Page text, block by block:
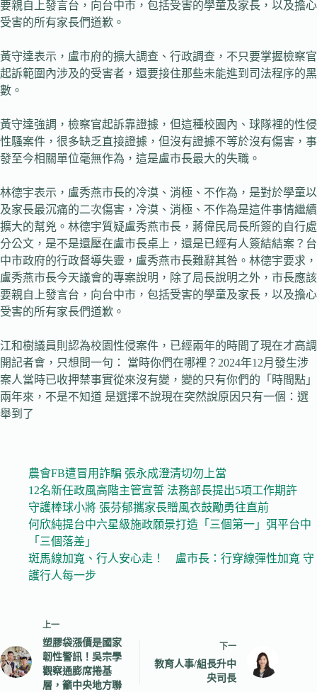
要親自上發言台，向台中市，包括受害的學童及家長，以及擔心
受害的所有家長們道歉。
黃守達表示，盧市府的擴大調查、行政調查，不只要掌握檢察官
起訴範圍內涉及的受害者，還要接住那些未能進到司法程序的黑
數。
黃守達強調，檢察官起訴靠證據，但這種校園內、球隊裡的性侵
性騷案件，很多缺乏直接證據，但沒有證據不等於沒有傷害，事
發至今相關單位毫無作為，這是盧市長最大的失職。
林德宇表示，盧秀燕市長的冷漠、消極、不作為，是對於學童以
及家長最沉痛的二次傷害，冷漠、消極、不作為是這件事情繼續
擴大的幫兇。林德宇質疑盧秀燕市長，蔣偉民局長所簽的自行處
分公文，是不是還壓在盧市長桌上，還是已經有人簽結結案？台
中市政府的行政督導失靈，盧秀燕市長難辭其咎。林德宇要求，
盧秀燕市長今天議會的專案說明，除了局長說明之外，市長應該
要親自上發言台，向台中市，包括受害的學童及家長，以及擔心
受害的所有家長們道歉。
江和樹議員則認為校園性侵案件，已經兩年的時間了現在才高調
開記者會，只想問一句： 當時你們在哪裡？2024年12月發生涉
案人當時已收押禁事實從來沒有變，變的只有你們的「時間點」
兩年來，不是不知道 是選擇不說現在突然說原因只有一個：選
舉到了
農會FB遭冒用詐騙 張永成澄清切勿上當
12名新任政風高階主管宣誓 法務部長提出5項工作期許
守護棒球小將 張芬郁攜家長贈風衣鼓勵勇往直前
何欣純提台中六星級施政願景打造「三個第一」弭平台中
「三個落差」
斑馬線加寬、行人安心走！ 盧市長：行穿線彈性加寬 守
護行人每一步
上一
塑膠袋漲價是國家
韌性警訊！吳宗學
觀察通膨席捲基
層，籲中央地方聯
下一
教育人事/組長升中
央司長